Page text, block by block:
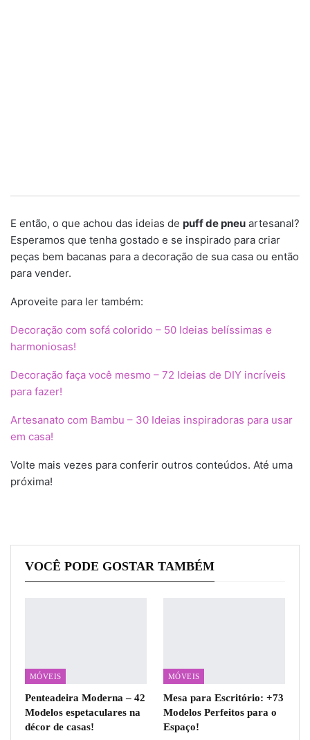
E então, o que achou das ideias de puff de pneu artesanal?
Esperamos que tenha gostado e se inspirado para criar
peças bem bacanas para a decoração de sua casa ou então
para vender.
Aproveite para ler também:
Decoração com sofá colorido – 50 Ideias belíssimas e
harmoniosas!
Decoração faça você mesmo – 72 Ideias de DIY incríveis
para fazer!
Artesanato com Bambu – 30 Ideias inspiradoras para usar
em casa!
Volte mais vezes para conferir outros conteúdos. Até uma
próxima!
VOCÊ PODE GOSTAR TAMBÉM
MÓVEIS
Penteadeira Moderna – 42
Modelos espetaculares na
décor de casas!
MÓVEIS
Mesa para Escritório: +73
Modelos Perfeitos para o
Espaço!